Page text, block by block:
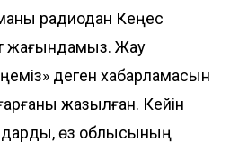
радиодан Кеңес
жағындамыз. Жау
деген хабарламасын
жазылған. Кейін
өз облысының